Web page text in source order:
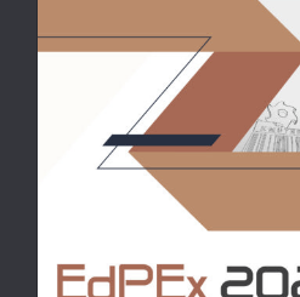
รายงานการประเมินต